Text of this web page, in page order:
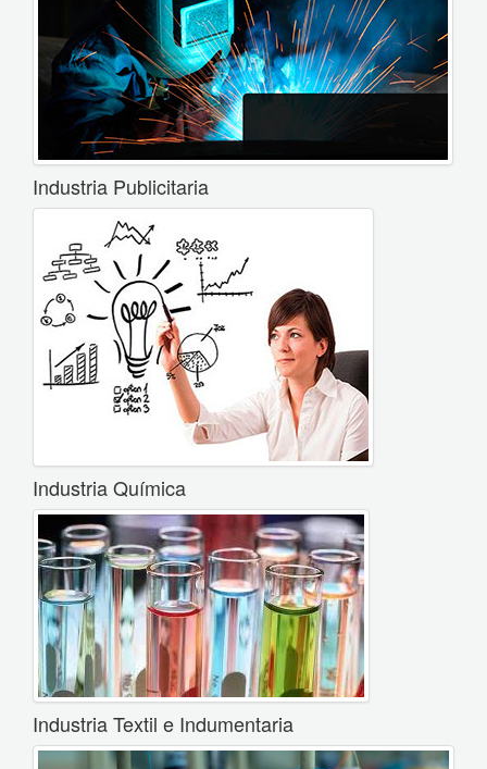
Industria Publicitaria
Industria Química
Industria Textil e Indumentaria